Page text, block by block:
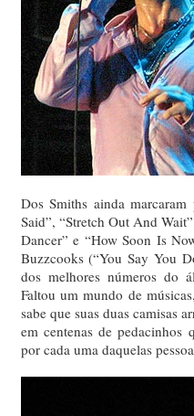
Dos Smiths ainda
Said”, “Stretch Out And
Dancer” e “How Soon Is
Buzzcooks (“You Say You
dos melhores números do
Faltou um mundo de
sabe que suas duas camisas
em centenas de
por cada uma daquelas